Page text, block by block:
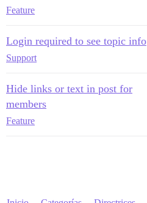
Feature
Login required to see topic info
Support
Hide links or text in post for
members
Feature